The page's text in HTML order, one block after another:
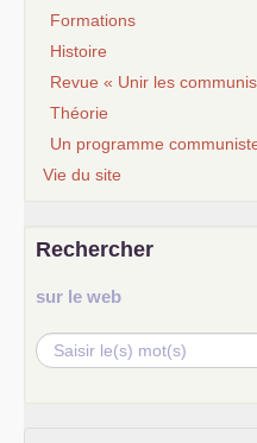
Formations
Histoire
Revue « Unir les
Théorie
Un programme
Vie du site
Rechercher
sur le web